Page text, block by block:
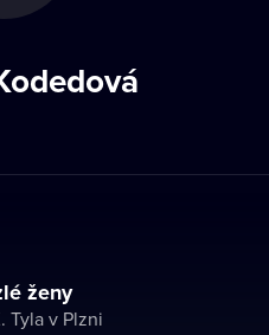
ženy
Tyla v Plzni